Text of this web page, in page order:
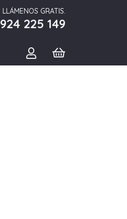
LLÁMENOS GRATIS.
924 225 149